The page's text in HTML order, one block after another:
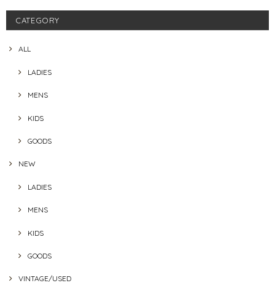
CATEGORY
ALL
LADIES
MENS
KIDS
GOODS
NEW
LADIES
MENS
KIDS
GOODS
VINTAGE/USED